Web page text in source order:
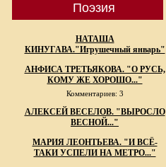
Поэзия
НАТАША
КИНУГАВА."Игрушечный январь"
АНФИСА ТРЕТЬЯКОВА. "О РУСЬ,
КОМУ ЖЕ ХОРОШО..."
Комментариев: 3
АЛЕКСЕЙ ВЕСЕЛОВ. "ВЫРОСЛО
ВЕСНОЙ..."
МАРИЯ ЛЕОНТЬЕВА. "И ВСЁ-
ТАКИ УСПЕЛИ НА МЕТРО..."